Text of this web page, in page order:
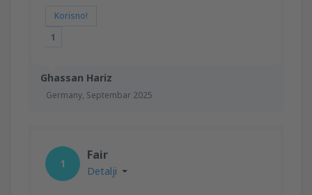
Ghassan Hariz
Germany, Septembar 2025
Korisno!
1
1
Fair
Detalji